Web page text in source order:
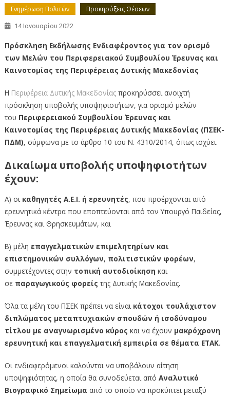
Ενημέρωση Πολιτών Προκηρύξεις Θέσεων
14 Ιανουαρίου 2022
Πρόσκληση Εκδήλωσης Ενδιαφέροντος για τον ορισμό
των Μελών του Περιφερειακού Συμβουλίου Έρευνας και
Καινοτομίας της Περιφέρειας Δυτικής Μακεδονίας
Η Περιφέρεια Δυτικής Μακεδονίαςπροκηρύσσει ανοιχτή
πρόσκληση υποβολής υποψηφιοτήτων, για ορισμό µελών
του Περιφερειακού Συμβουλίου Έρευνας και
Καινοτομίας της Περιφέρειας Δυτικής Μακεδονίας (ΠΣΕΚ-
ΠΔΜ), σύμφωνα µε το άρθρο 10 του Ν. 4310/2014, όπως ισχύει.
Δικαίωμα υποβολής υποψηφιοτήτων
έχουν:
Α) οι καθηγητές Α.Ε.Ι. ή ερευνητές, που προέρχονται από
ερευνητικά κέντρα που εποπτεύονται από τον Υπουργό Παιδείας,
Έρευνας και Θρησκευμάτων, και
Β) μέλη επαγγελματικών επιμελητηρίων και
επιστημονικών συλλόγων, πολιτιστικών φορέων,
συμμετέχοντες στην τοπική αυτοδιοίκηση και
σε παραγωγικούς φορείς της Δυτικής Μακεδονίας.
Όλα τα μέλη του ΠΣΕΚ πρέπει να είναι κάτοχοι τουλάχιστον
διπλώματος μεταπτυχιακών σπουδών ή ισοδύναμου
τίτλου με αναγνωρισμένο κύρος και να έχουν μακρόχρονη
ερευνητική και επαγγελματική εμπειρία σε θέματα ΕΤΑΚ.
Οι ενδιαφερόμενοι καλούνται να υποβάλουν αίτηση
υποψηφιότητας, η οποία θα συνοδεύεται από Αναλυτικό
Βιογραφικό Σημείωμα από το οποίο να προκύπτει μεταξύ